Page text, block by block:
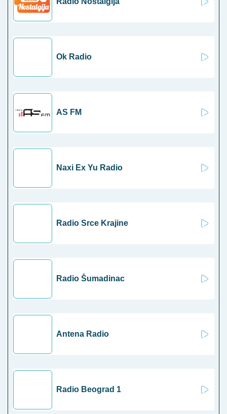
Ok Radio
AS FM
Naxi Ex Yu Radio
Radio Srce Krajine
Radio Šumadinac
Antena Radio
Radio Beograd 1